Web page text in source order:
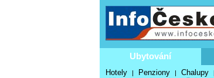
Ubytování
Hotely | Penziony | Chalupy